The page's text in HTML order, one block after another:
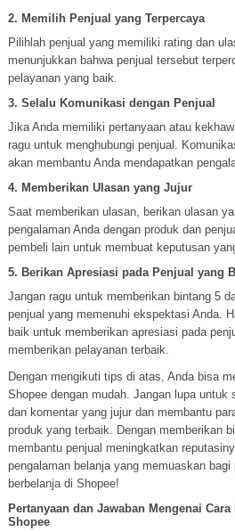
2. Memilih Penjual yang Terpercaya
Pilihlah penjual yang memiliki rating dan
menunjukkan bahwa penjual tersebut
pelayanan yang baik.
3. Selalu Komunikasi dengan Penjual
Jika Anda memiliki pertanyaan atau
ragu untuk menghubungi penjual.
akan membantu Anda mendapatkan
4. Memberikan Ulasan yang Jujur
Saat memberikan ulasan, berikan ulasan
pengalaman Anda dengan produk dan
pembeli lain untuk membuat keputusan
5. Berikan Apresiasi pada Penjual yang
Jangan ragu untuk memberikan bintang 5
penjual yang memenuhi ekspektasi Anda.
baik untuk memberikan apresiasi pada
memberikan pelayanan terbaik.
Dengan mengikuti tips di atas, Anda bisa
Shopee dengan mudah. Jangan lupa untuk
dan komentar yang jujur dan membantu
produk yang terbaik. Dengan memberikan
membantu penjual meningkatkan
pengalaman belanja yang memuaskan
berbelanja di Shopee!
Pertanyaan dan Jawaban Mengenai
Shopee